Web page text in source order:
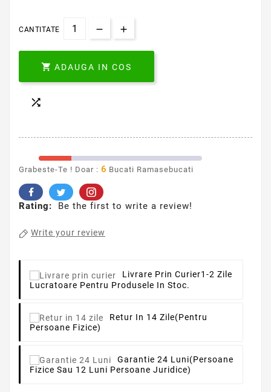
CANTITATE
 ADAUGA IN COS

Grabeste-Te ! Doar : 6 Bucati Ramasebucati
Rating: Be the first to write a review!
Write your review
Livrare Prin Curier1-2 Zile
Lucratoare Pentru Produsele In Stoc.
Retur In 14 Zile(pentru
Persoane Fizice)
Garantie 24 Luni(persoane
Fizice Sau 12 Luni Persoane Juridice)